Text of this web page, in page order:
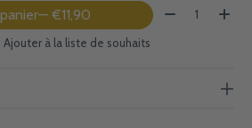
— €11,90 Quantité:
Ajouter à la liste de souhaits